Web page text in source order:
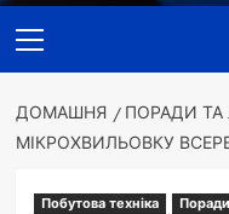
меню
ДОМАШНЯ ПОРАДИ
МІКРОХВИЛЬОВКУ
Побутова техніка